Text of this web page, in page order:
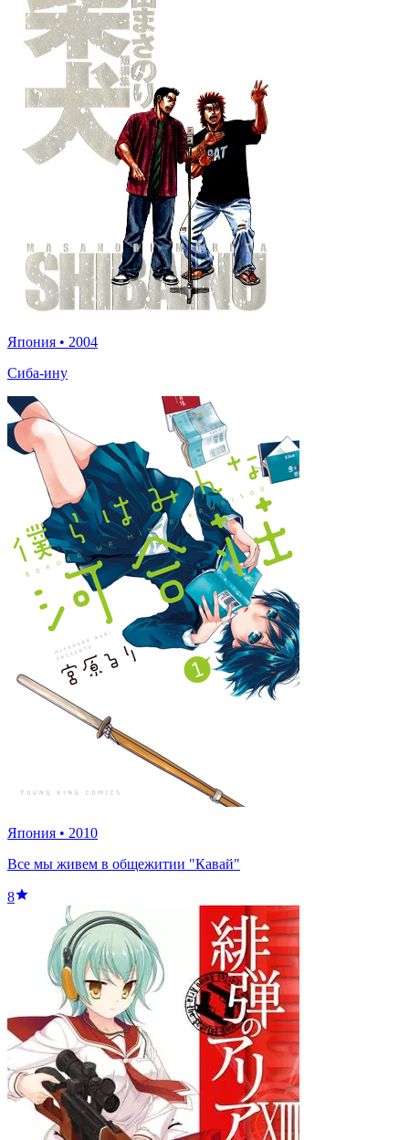
Япония • 2004
Сиба-ину
Япония • 2010
Все мы живем в общежитии "Кавай"
8